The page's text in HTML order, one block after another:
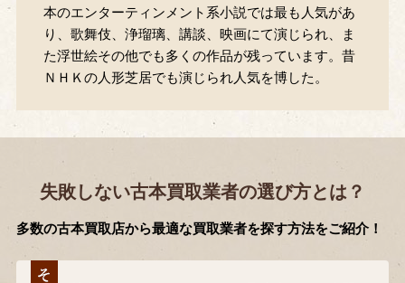
本のエンターティンメント系小説では最も人気があ
り、歌舞伎、浄瑠璃、講談、映画にて演じられ、ま
た浮世絵その他でも多くの作品が残っています。昔
ＮＨＫの人形芝居でも演じられ人気を博した。
失敗しない古本買取業者の選び方とは？
多数の古本買取店から最適な買取業者を探す方法をご紹介！